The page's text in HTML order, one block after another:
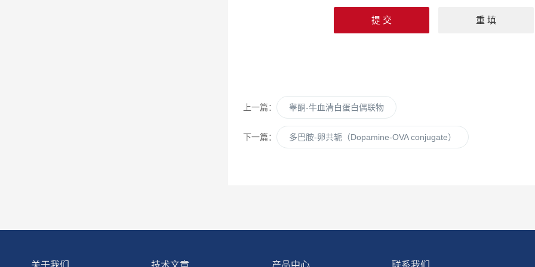
上一篇： 睾酮-牛血清白蛋白偶联物
下一篇： 多巴胺-卵共轭（Dopamine-OVA conjugate）
关于我们 技术文章 产品中心 联系我们